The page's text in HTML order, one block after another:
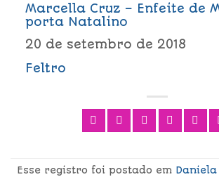
Marcella Cruz – Enfeite de
porta Natalino
20 de setembro de 2018
Feltro
Esse registro foi postado em